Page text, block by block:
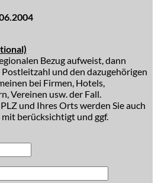
Bezug aufweist, dann
und den dazugehörigen
bei Firmen, Hotels,
Vereinen usw. der Fall.
und Ihres Orts werden Sie auch
berücksichtigt und ggf.